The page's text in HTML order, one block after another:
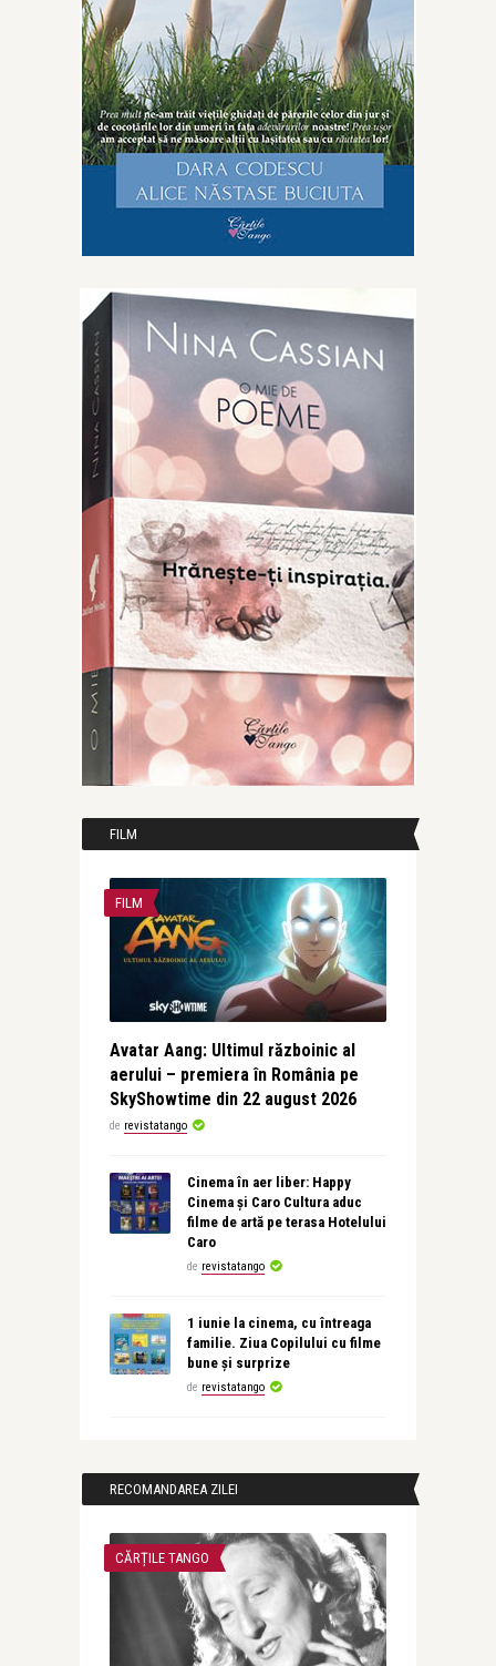
FILM
FILM
Avatar Aang: Ultimul războinic al
aerului – premiera în România pe
SkyShowtime din 22 august 2026
de revistatango
Cinema în aer liber: Happy
Cinema și Caro Cultura aduc
filme de artă pe terasa Hotelului
Caro
de revistatango
1 iunie la cinema, cu întreaga
familie. Ziua Copilului cu filme
bune și surprize
de revistatango
RECOMANDAREA ZILEI
CĂRȚILE TANGO